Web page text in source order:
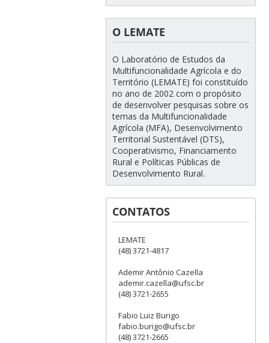
O LEMATE
O Laboratório de Estudos da
Multifuncionalidade Agrícola e do
Território (LEMATE) foi constituído
no ano de 2002 com o propósito
de desenvolver pesquisas sobre os
temas da Multifuncionalidade
Agrícola (MFA), Desenvolvimento
Territorial Sustentável (DTS),
Cooperativismo, Financiamento
Rural e Políticas Públicas de
Desenvolvimento Rural.
CONTATOS
LEMATE
(48) 3721-4817
Ademir Antônio Cazella
ademir.cazella@ufsc.br
(48) 3721-2655
Fabio Luiz Burigo
fabio.burigo@ufsc.br
(48) 3721-2665